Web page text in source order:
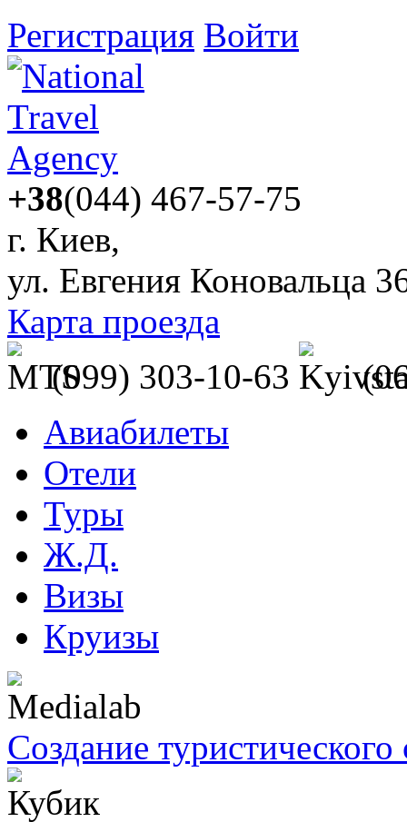
Регистрация Войти
+38(044) 467-57-75
г. Киев,
ул. Евгения Коновальца
Карта проезда
(099) 303-10-63
Авиабилеты
Отели
Туры
Ж.Д.
Визы
Круизы
Создание туристического